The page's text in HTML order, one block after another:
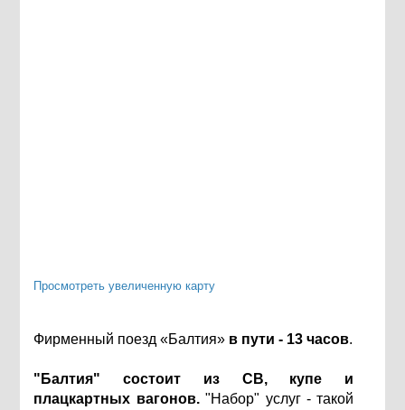
Просмотреть увеличенную карту
Фирменный поезд «Балтия» в пути - 13 часов.
"Балтия" состоит из СВ, купе и
плацкартных вагонов."Набор" услуг - такой